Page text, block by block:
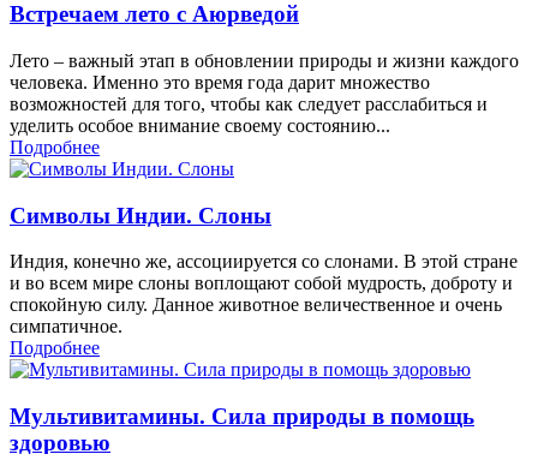
Встречаем лето с Аюрведой
Лето – важный этап в обновлении природы и жизни каждого
человека. Именно это время года дарит множество
возможностей для того, чтобы как следует расслабиться и
уделить особое внимание своему состоянию...
Подробнее
Символы Индии. Слоны
Индия, конечно же, ассоциируется со слонами. В этой стране
и во всем мире слоны воплощают собой мудрость, доброту и
спокойную силу. Данное животное величественное и очень
симпатичное.
Подробнее
Мультивитамины. Сила природы в помощь
здоровью